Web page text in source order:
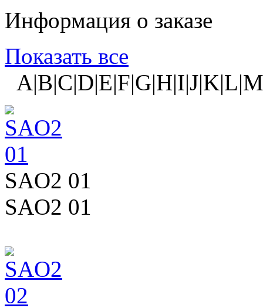
Информация о заказе
Показать все
SAO2 01
SAO2 01